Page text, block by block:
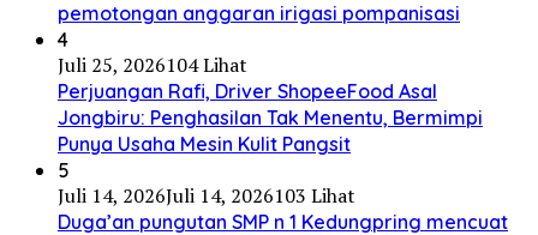
pemotongan anggaran irigasi pompanisasi
4
Juli 25, 2026104 Lihat
Perjuangan Rafi, Driver ShopeeFood Asal
Jongbiru: Penghasilan Tak Menentu, Bermimpi
Punya Usaha Mesin Kulit Pangsit
5
Juli 14, 2026Juli 14, 2026103 Lihat
Duga’an pungutan SMP n 1 Kedungpring mencuat